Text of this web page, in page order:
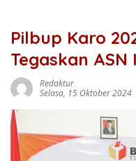
Pilbup Karo
Tegaskan
Redaktur
Selasa, 15 Oktober 2024